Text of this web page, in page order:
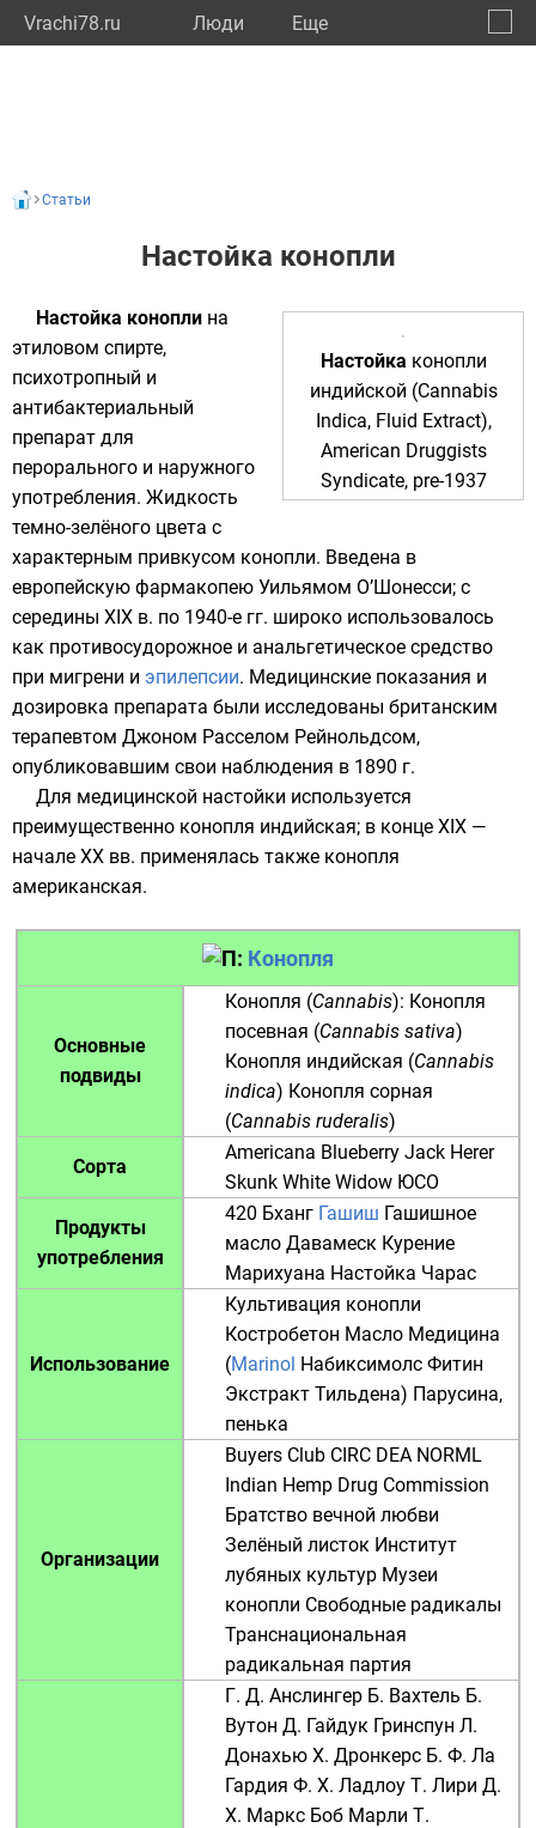
Vrachi78.ru Люди Eще
Статьи
Настойка конопли
Настойка конопли
индийской (Cannabis
Indica, Fluid Extract),
American Druggists
Syndicate, pre-1937
Настойка конопли на
этиловом спирте,
психотропный и
антибактериальный
препарат для
перорального и наружного
употребления. Жидкость
темно-зелёного цвета с
характерным привкусом конопли. Введена в
европейскую фармакопею Уильямом О’Шонесси; с
середины XIX в. по 1940-е гг. широко использовалось
как противосудорожное и анальгетическое средство
при мигрени и эпилепсии. Медицинские показания и
дозировка препарата были исследованы британским
терапевтом Джоном Расселом Рейнольдсом,
опубликовавшим свои наблюдения в 1890 г.
Для медицинской настойки используется
преимущественно конопля индийская; в конце XIX —
начале XX вв. применялась также конопля
американская.
Конопля
Основные
подвиды
Конопля (Cannabis): Конопля
посевная (Cannabis sativa)
Конопля индийская (Cannabis
indica) Конопля сорная
(Cannabis ruderalis)
Сорта
Americana Blueberry Jack Herer
Skunk White Widow ЮСО
Продукты
употребления
420 Бханг Гашиш Гашишное
масло Давамеск Курение
Марихуана Настойка Чарас
Использование
Культивация конопли
Костробетон Масло Медицина
(Marinol Набиксимолс Фитин
Экстракт Тильдена) Парусина,
пенька
Организации
Buyers Club CIRC DEA NORML
Indian Hemp Drug Commission
Братство вечной любви
Зелёный листок Институт
лубяных культур Музеи
конопли Свободные радикалы
Транснациональная
радикальная партия
Г. Д. Анслингер Б. Вахтель Б.
Вутон Д. Гайдук Гринспун Л.
Донахью Х. Дронкерс Б. Ф. Ла
Гардия Ф. Х. Ладлоу Т. Лири Д.
Х. Маркс Боб Марли Т.